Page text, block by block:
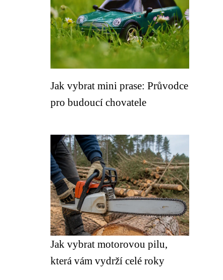
Jak vybrat mini prase: Průvodce
pro budoucí chovatele
Jak vybrat motorovou pilu,
která vám vydrží celé roky